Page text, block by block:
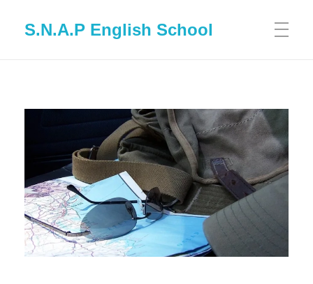
S.N.A.P English School